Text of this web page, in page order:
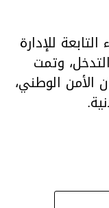
للإدارة
وتمت
الأمن الوطني،